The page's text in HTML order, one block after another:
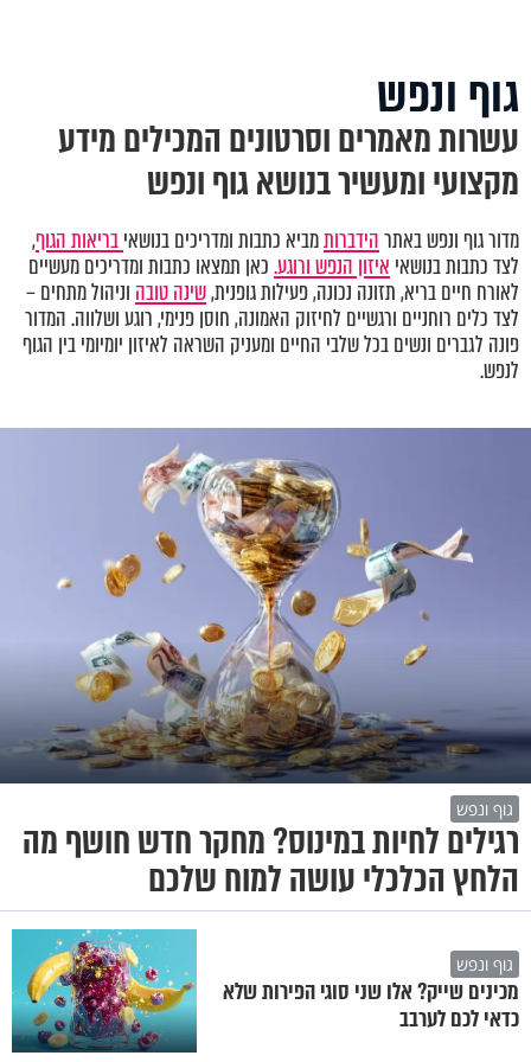
גוף ונפש
עשרות מאמרים וסרטונים המכילים מידע
מקצועי ומעשיר בנושא גוף ונפש
מדור גוף ונפש באתרהידברותמביא כתבות ומדריכים בנושאיבריאות הגוף,
לצד כתבות בנושאי איזון הנפש ורוגע.כאן תמצאו כתבות ומדריכים מעשיים
לאורח חיים בריא, תזונה נכונה, פעילות גופנית,שינה טובה וניהול מתחים –
לצד כלים רוחניים ורגשיים לחיזוק האמונה, חוסן פנימי, רוגע ושלווה. המדור
פונה לגברים ונשים בכל שלבי החיים ומעניק השראה לאיזון יומיומי בין הגוף
לנפש.
גוף ונפש
רגילים לחיות במינוס? מחקר חדש חושף מה
הלחץ הכלכלי עושה למוח שלכם
גוף ונפש
מכינים שייק? אלו שני סוגי הפירות שלא
כדאי לכם לערבב